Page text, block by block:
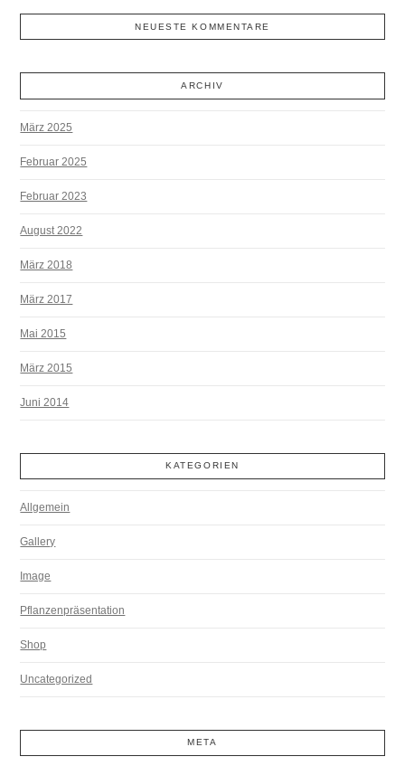
NEUESTE KOMMENTARE
ARCHIV
März 2025
Februar 2025
Februar 2023
August 2022
März 2018
März 2017
Mai 2015
März 2015
Juni 2014
KATEGORIEN
Allgemein
Gallery
Image
Pflanzenpräsentation
Shop
Uncategorized
META